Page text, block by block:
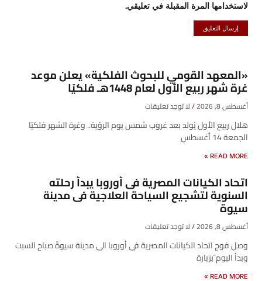
لاستخدامها المرة المقبلة في تعليقي.
«المعهد القومي للبحوث الفلكية» يعلن موعد
غرة شهر ربيع الأول لعام 1448هـ فلكيًا
أغسطس 8, 2026 لا توجد تعليقات
هلال ربيع الأول يُولد بعد غروب شمس يوم الرؤية.. وغرة الشهر فلكيًا
الجمعة 14 أغسطس
READ MORE »
اتحاد الكيانات المصرية فى أوروبا يبدأ رحلته
السنوية لتشجيع السياحة العلاجية فى مدينة
سيوة
أغسطس 8, 2026 لا توجد تعليقات
وصل فوج اتحاد الكيانات المصرية فى أوروبا الى مدينة سيوةً صباح السبت
وبدأ اليوم َبزيارة
READ MORE »